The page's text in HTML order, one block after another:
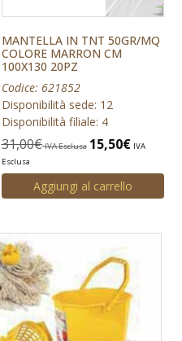
MANTELLA IN TNT 50GR/MQ
COLORE MARRON CM
100X130 20PZ
Codice: 621852
Disponibilità sede: 12
Disponibilità filiale: 4
31,00€ IVA Esclusa 15,50€ IVA
Esclusa
Aggiungi al carrello